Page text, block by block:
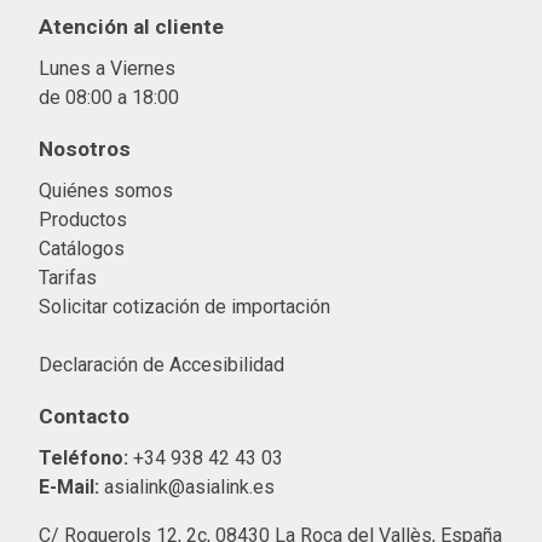
Atención al cliente
Lunes a Viernes
de 08:00 a 18:00
Nosotros
Quiénes somos
Productos
Catálogos
Tarifas
Solicitar cotización de importación
Declaración de Accesibilidad
Contacto
Teléfono: +34 938 42 43 03
E-Mail: asialink@asialink.es
C/ Roquerols 12, 2c, 08430 La Roca del Vallès, España